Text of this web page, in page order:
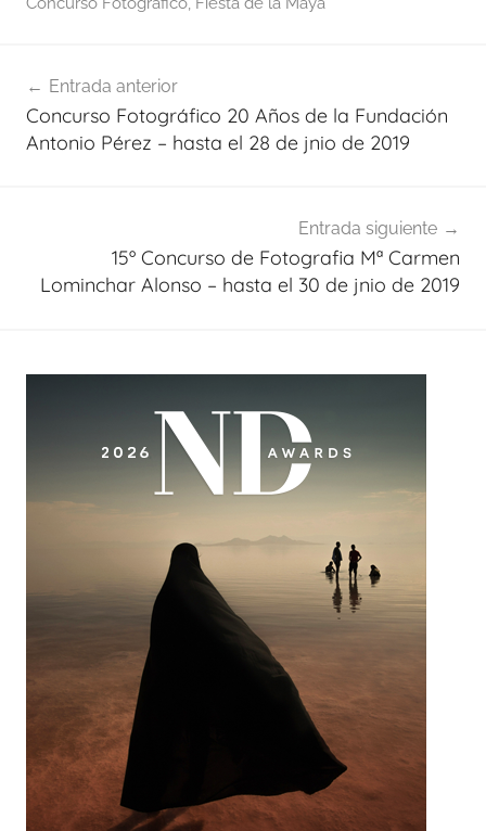
de
entradas
Entrada anterior
Concurso Fotográfico 20 Años de la Fundación
Antonio Pérez – hasta el 28 de jnio de 2019
Entrada siguiente
15º Concurso de Fotografia Mª Carmen
Lominchar Alonso – hasta el 30 de jnio de 2019